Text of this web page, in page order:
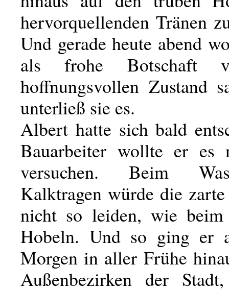
hervorquellenden Tränen
Und gerade heute abend
als frohe Botschaft
hoffnungsvollen Zustand
unterließ sie es.
Albert hatte sich bald
Bauarbeiter wollte er es
versuchen. Beim
Kalktragen würde die
nicht so leiden, wie beim
Hobeln. Und so ging er
Morgen in aller Frühe
Außenbezirken der